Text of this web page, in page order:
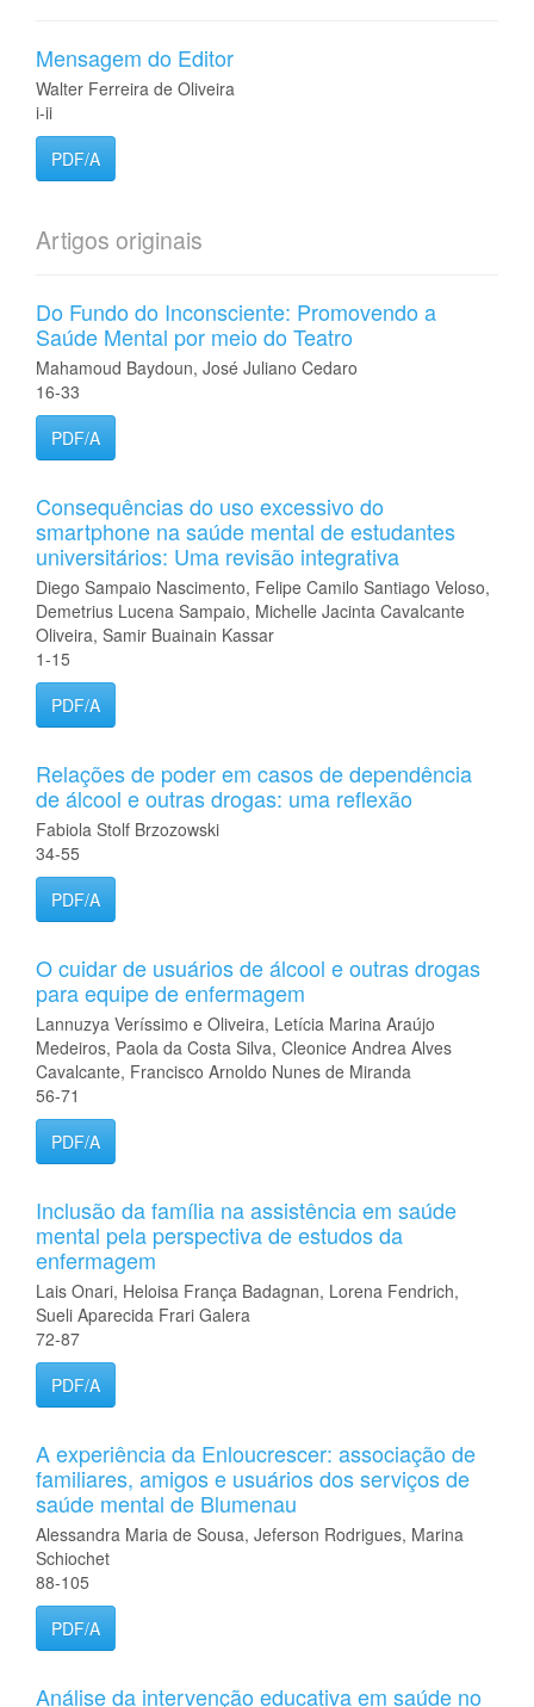
Mensagem do Editor
Walter Ferreira de Oliveira
i-ii
PDF/A
Artigos originais
Do Fundo do Inconsciente: Promovendo a
Saúde Mental por meio do Teatro
Mahamoud Baydoun, José Juliano Cedaro
16-33
PDF/A
Consequências do uso excessivo do
smartphone na saúde mental de estudantes
universitários: Uma revisão integrativa
Diego Sampaio Nascimento, Felipe Camilo Santiago Veloso,
Demetrius Lucena Sampaio, Michelle Jacinta Cavalcante
Oliveira, Samir Buainain Kassar
1-15
PDF/A
Relações de poder em casos de dependência
de álcool e outras drogas: uma reflexão
Fabiola Stolf Brzozowski
34-55
PDF/A
O cuidar de usuários de álcool e outras drogas
para equipe de enfermagem
Lannuzya Veríssimo e Oliveira, Letícia Marina Araújo
Medeiros, Paola da Costa Silva, Cleonice Andrea Alves
Cavalcante, Francisco Arnoldo Nunes de Miranda
56-71
PDF/A
Inclusão da família na assistência em saúde
mental pela perspectiva de estudos da
enfermagem
Lais Onari, Heloisa França Badagnan, Lorena Fendrich,
Sueli Aparecida Frari Galera
72-87
PDF/A
A experiência da Enloucrescer: associação de
familiares, amigos e usuários dos serviços de
saúde mental de Blumenau
Alessandra Maria de Sousa, Jeferson Rodrigues, Marina
Schiochet
88-105
PDF/A
Análise da intervenção educativa em saúde no